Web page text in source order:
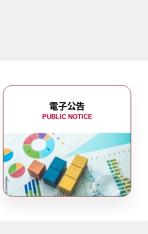
電子公告
PUBLIC NOTICE